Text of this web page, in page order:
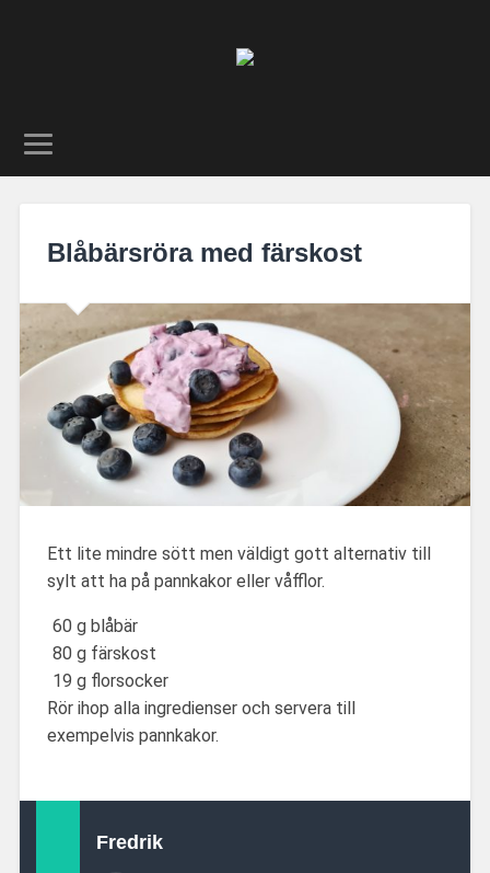
Blåbärsröra med färskost
Ett lite mindre sött men väldigt gott alternativ till
sylt att ha på pannkakor eller våfflor.
60 g blåbär
80 g färskost
19 g florsocker
Rör ihop alla ingredienser och servera till
exempelvis pannkakor.
Fredrik